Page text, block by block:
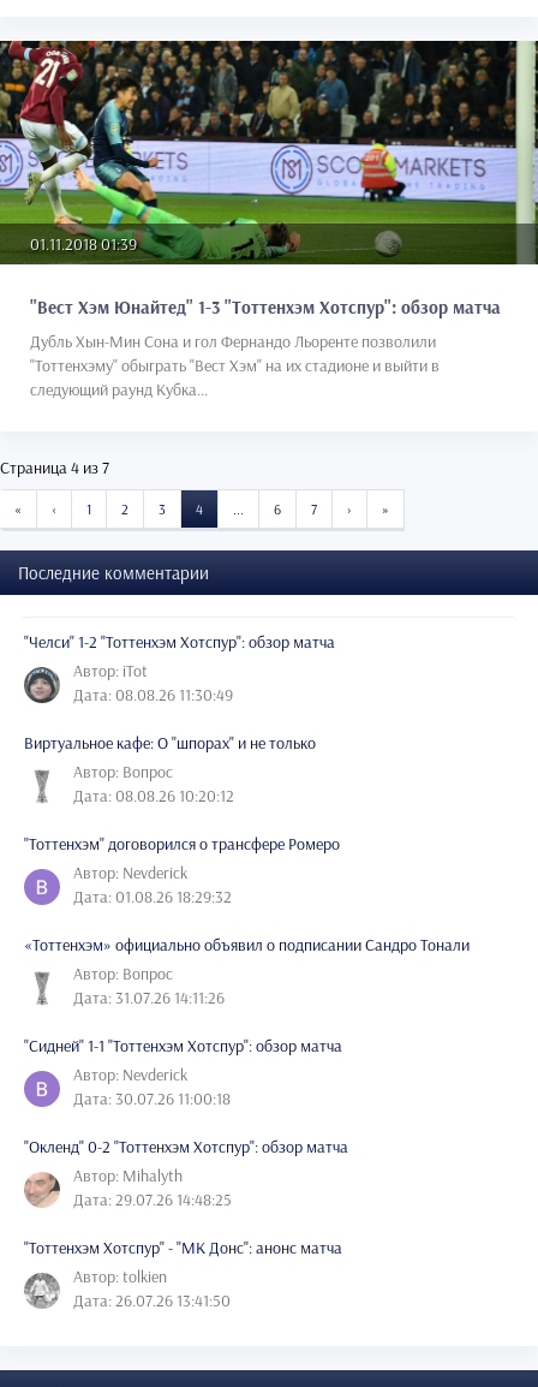
01.11.2018 01:39
"Вест Хэм Юнайтед" 1-3 "Тоттенхэм Хотспур": обзор матча
Дубль Хын-Мин Сона и гол Фернандо Льоренте позволили
"Тоттенхэму" обыграть "Вест Хэм" на их стадионе и выйти в
следующий раунд Кубка...
Страница 4 из 7
« START‹ PREVIOUS
1 2 3 4 ... 6 7 › »
Последние комментарии
"Челси" 1-2 "Тоттенхэм Хотспур": обзор матча
Автор: iTot
Дата: 08.08.26 11:30:49
Виртуальное кафе: О "шпорах" и не только
Автор: Вопрос
Дата: 08.08.26 10:20:12
"Тоттенхэм" договорился о трансфере Ромеро
Автор: Nevderick
Дата: 01.08.26 18:29:32
«Тоттенхэм» официально объявил о подписании Сандро Тонали
Автор: Вопрос
Дата: 31.07.26 14:11:26
"Сидней" 1-1 "Тоттенхэм Хотспур": обзор матча
Автор: Nevderick
Дата: 30.07.26 11:00:18
"Окленд" 0-2 "Тоттенхэм Хотспур": обзор матча
Автор: Mihalyth
Дата: 29.07.26 14:48:25
"Тоттенхэм Хотспур" - "МК Донс": анонс матча
Автор: tolkien
Дата: 26.07.26 13:41:50